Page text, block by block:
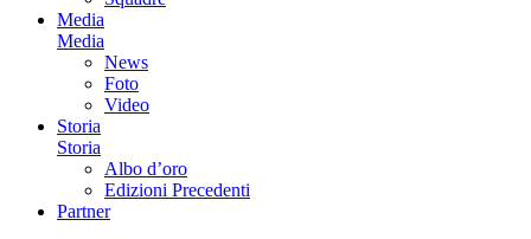
Media
Media
News
Foto
Video
Storia
Storia
Albo d’oro
Edizioni Precedenti
Partner